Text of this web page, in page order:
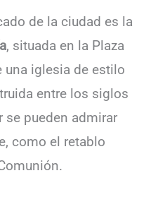
de la ciudad es la
, situada en la Plaza
una iglesia de estilo
entre los siglos
se pueden admirar
como el retablo